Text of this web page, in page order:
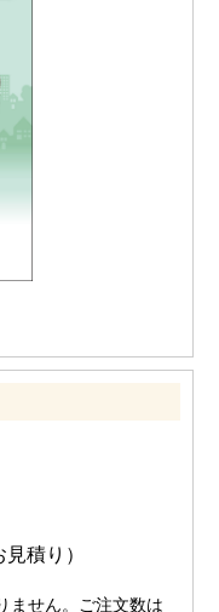
積り）
ません。ご注文数は